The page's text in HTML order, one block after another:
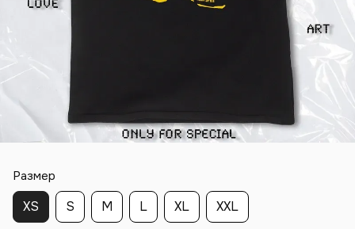
Размер
XS S M L XL XXL